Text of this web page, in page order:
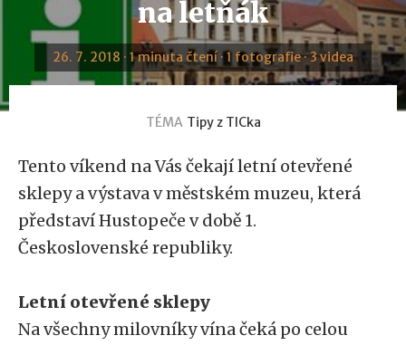
na letňák
26. 7. 2018 · 1 minuta čtení · 1 fotografie · 3 videa
TÉMA Tipy z TICka
Tento víkend na Vás čekají letní otevřené
sklepy a výstava v městském muzeu, která
představí Hustopeče v době 1.
Československé republiky.
Letní otevřené sklepy
Na všechny milovníky vína čeká po celou